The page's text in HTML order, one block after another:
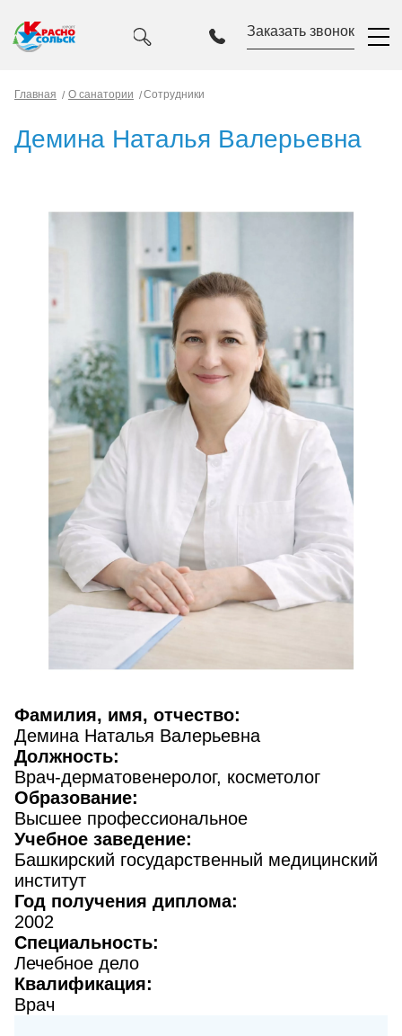
Заказать звонок
Главная О санатории Сотрудники
Демина Наталья Валерьевна
Фамилия, имя, отчество:
Демина Наталья Валерьевна
Должность:
Врач-дерматовенеролог, косметолог
Образование:
Высшее профессиональное
Учебное заведение:
Башкирский государственный медицинский
институт
Год получения диплома:
2002
Специальность:
Лечебное дело
Квалификация:
Врач